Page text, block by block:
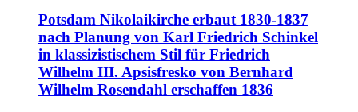
Potsdam Nikolaikirche erbaut 1830-1837
nach Planung von Karl Friedrich Schinkel
in klassizistischem Stil für Friedrich
Wilhelm III. Apsisfresko von Bernhard
Wilhelm Rosendahl erschaffen 1836